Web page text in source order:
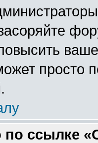
просто
ссылке